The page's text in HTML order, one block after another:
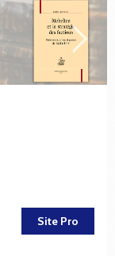
Site Pro